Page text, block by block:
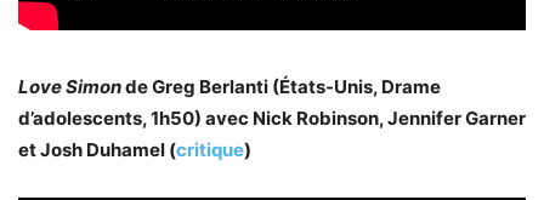
Love Simonde Greg Berlanti (États-Unis, Drame
d’adolescents, 1h50) avec Nick Robinson, Jennifer Garner
et Josh Duhamel (critique)